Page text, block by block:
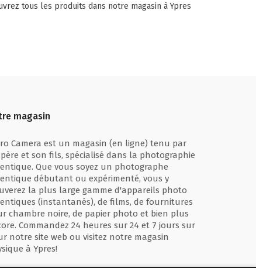
tous les produits dans notre magasin à Ypres
magasin
Camera est un magasin (en ligne) tenu par
et son fils, spécialisé dans la photographie
Que vous soyez un photographe
débutant ou expérimenté, vous y
la plus large gamme d'appareils photo
(instantanés), de films, de fournitures
chambre noire, de papier photo et bien plus
Commandez 24 heures sur 24 et 7 jours sur
notre site web ou visitez notre magasin
à Ypres!